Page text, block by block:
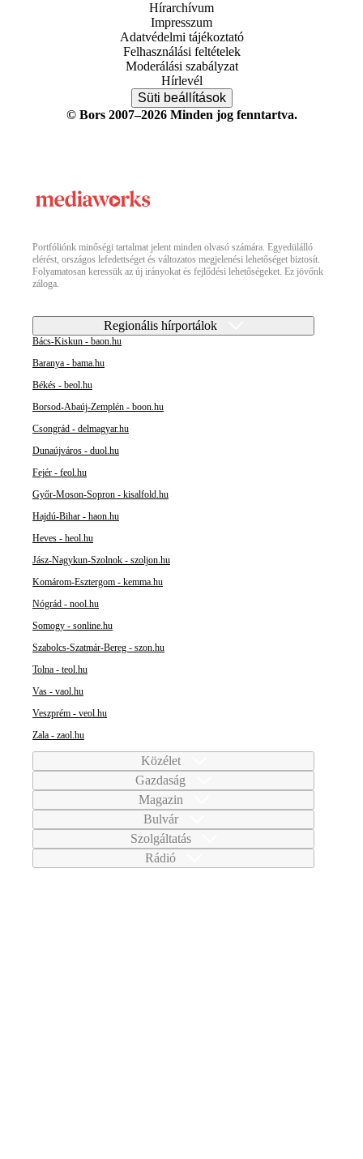
Hírarchívum
Impresszum
Adatvédelmi tájékoztató
Felhasználási feltételek
Moderálási szabályzat
Hírlevél
Süti beállítások
© Bors 2007–2026 Minden jog fenntartva.
Portfóliónk minőségi tartalmat jelent minden olvasó számára. Egyedülálló
elérést, országos lefedettséget és változatos megjelenési lehetőséget biztosít.
Folyamatosan keressük az új irányokat és fejlődési lehetőségeket. Ez jövőnk
záloga.
Regionális hírportálok
Bács-Kiskun - baon.hu
Baranya - bama.hu
Békés - beol.hu
Borsod-Abaúj-Zemplén - boon.hu
Csongrád - delmagyar.hu
Dunaújváros - duol.hu
Fejér - feol.hu
Győr-Moson-Sopron - kisalfold.hu
Hajdú-Bihar - haon.hu
Heves - heol.hu
Jász-Nagykun-Szolnok - szoljon.hu
Komárom-Esztergom - kemma.hu
Nógrád - nool.hu
Somogy - sonline.hu
Szabolcs-Szatmár-Bereg - szon.hu
Tolna - teol.hu
Vas - vaol.hu
Veszprém - veol.hu
Zala - zaol.hu
Közélet
Gazdaság
Magazin
Bulvár
Szolgáltatás
Rádió